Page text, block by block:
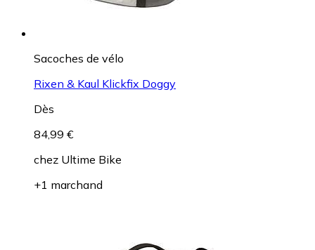
Sacoches de vélo
Rixen & Kaul Klickfix Doggy
Dès
84,99 €
chez Ultime Bike
+1 marchand